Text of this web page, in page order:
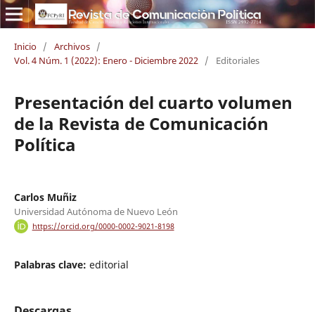
Inicio / Archivos /
Vol. 4 Núm. 1 (2022): Enero - Diciembre 2022 / Editoriales
Presentación del cuarto volumen
de la Revista de Comunicación
Política
Carlos Muñiz
Universidad Autónoma de Nuevo León
https://orcid.org/0000-0002-9021-8198
Palabras clave: editorial